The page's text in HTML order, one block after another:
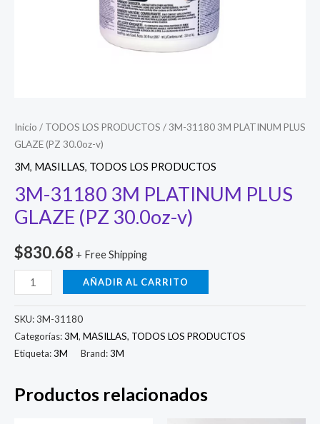
Inicio / TODOS LOS PRODUCTOS / 3M-31180 3M PLATINUM PLUS
GLAZE (PZ 30.0oz-v)
3M, MASILLAS, TODOS LOS PRODUCTOS
3M-31180 3M PLATINUM PLUS
GLAZE (PZ 30.0oz-v)
$830.68 + Free Shipping
3M-
31180
3M
PLATINUM
PLUS
(PZ
AÑADIR AL CARRITO
SKU:3M-31180
Categorías:3M, MASILLAS, TODOS LOS PRODUCTOS
Etiqueta:3M Brand:3M
Productos relacionados